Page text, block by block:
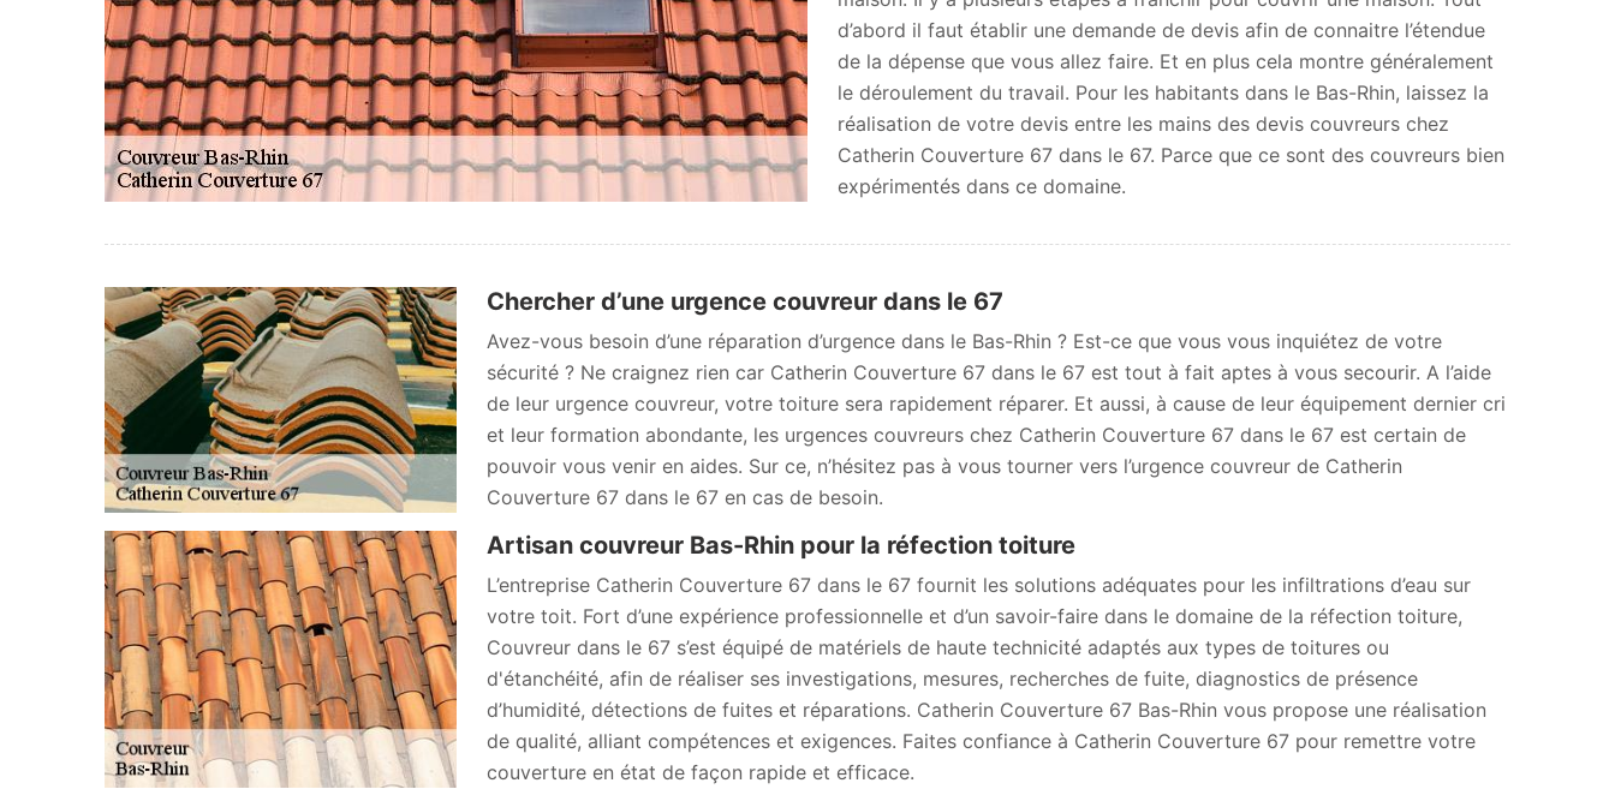
d’abord il faut établir une demande de devis afin de connaitre l’étendue
de la dépense que vous allez faire. Et en plus cela montre généralement
le déroulement du travail. Pour les habitants dans le Bas-Rhin, laissez la
réalisation de votre devis entre les mains des devis couvreurs chez
Catherin Couverture 67 dans le 67. Parce que ce sont des couvreurs bien
expérimentés dans ce domaine.
Chercher d’une urgence couvreur dans le 67
Avez-vous besoin d’une réparation d’urgence dans le Bas-Rhin ? Est-ce que vous vous inquiétez de votre
sécurité ? Ne craignez rien car Catherin Couverture 67 dans le 67 est tout à fait aptes à vous secourir. A l’aide
de leur urgence couvreur, votre toiture sera rapidement réparer. Et aussi, à cause de leur équipement dernier cri
et leur formation abondante, les urgences couvreurs chez Catherin Couverture 67 dans le 67 est certain de
pouvoir vous venir en aides. Sur ce, n’hésitez pas à vous tourner vers l’urgence couvreur de Catherin
Couverture 67 dans le 67 en cas de besoin.
Artisan couvreur Bas-Rhin pour la réfection toiture
L’entreprise Catherin Couverture 67 dans le 67 fournit les solutions adéquates pour les infiltrations d’eau sur
votre toit. Fort d’une expérience professionnelle et d’un savoir-faire dans le domaine de la réfection toiture,
Couvreur dans le 67 s’est équipé de matériels de haute technicité adaptés aux types de toitures ou
d'étanchéité, afin de réaliser ses investigations, mesures, recherches de fuite, diagnostics de présence
d’humidité, détections de fuites et réparations. Catherin Couverture 67 Bas-Rhin vous propose une réalisation
de qualité, alliant compétences et exigences. Faites confiance à Catherin Couverture 67 pour remettre votre
couverture en état de façon rapide et efficace.